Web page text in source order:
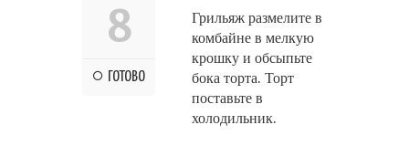
8
ГОТОВО
Грильяж размелите в
комбайне в мелкую
крошку и обсыпьте
бока торта. Торт
поставьте в
холодильник.